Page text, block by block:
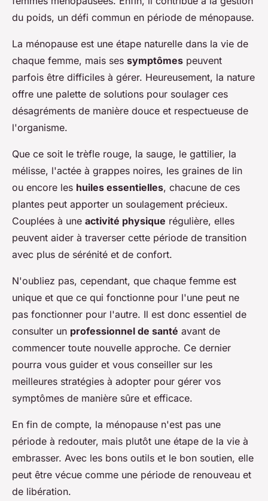
du poids, un défi commun en période de ménopause.
La ménopause est une étape naturelle dans la vie de
chaque femme, mais ses symptômes peuvent
parfois être difficiles à gérer. Heureusement, la nature
offre une palette de solutions pour soulager ces
désagréments de manière douce et respectueuse de
l'organisme.
Que ce soit le trèfle rouge, la sauge, le gattilier, la
mélisse, l'actée à grappes noires, les graines de lin
ou encore les huiles essentielles, chacune de ces
plantes peut apporter un soulagement précieux.
Couplées à une activité physique régulière, elles
peuvent aider à traverser cette période de transition
avec plus de sérénité et de confort.
N'oubliez pas, cependant, que chaque femme est
unique et que ce qui fonctionne pour l'une peut ne
pas fonctionner pour l'autre. Il est donc essentiel de
consulter un professionnel de santé avant de
commencer toute nouvelle approche. Ce dernier
pourra vous guider et vous conseiller sur les
meilleures stratégies à adopter pour gérer vos
symptômes de manière sûre et efficace.
En fin de compte, la ménopause n'est pas une
période à redouter, mais plutôt une étape de la vie à
embrasser. Avec les bons outils et le bon soutien, elle
peut être vécue comme une période de renouveau et
de libération.